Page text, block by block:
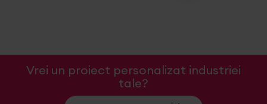
Vrei un proiect personalizat industriei
tale?